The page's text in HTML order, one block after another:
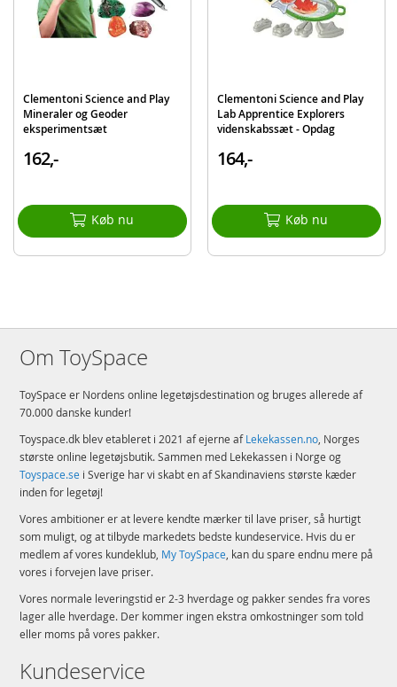
Clementoni Science and Play
Mineraler og Geoder
eksperimentsæt
162,-
Køb nu
Clementoni Science and Play
Lab Apprentice Explorers
videnskabssæt - Opdag
164,-
Køb nu
Om ToySpace
ToySpace er Nordens online legetøjsdestination og bruges allerede af
70.000 danske kunder!
Toyspace.dk blev etableret i 2021 af ejerne afLekekassen.no, Norges
største online legetøjsbutik. Sammen med Lekekassen i Norge og
Toyspace.se i Sverige har vi skabt en af Skandinaviens største kæder
inden for legetøj!
Vores ambitioner er at levere kendte mærker til lave priser, så hurtigt
som muligt, og at tilbyde markedets bedste kundeservice. Hvis du er
medlem af vores kundeklub, My ToySpace, kan du spare endnu mere på
vores i forvejen lave priser.
Vores normale leveringstid er 2-3 hverdage og pakker sendes fra vores
lager alle hverdage. Der kommer ingen ekstra omkostninger som told
eller moms på vores pakker.
Kundeservice